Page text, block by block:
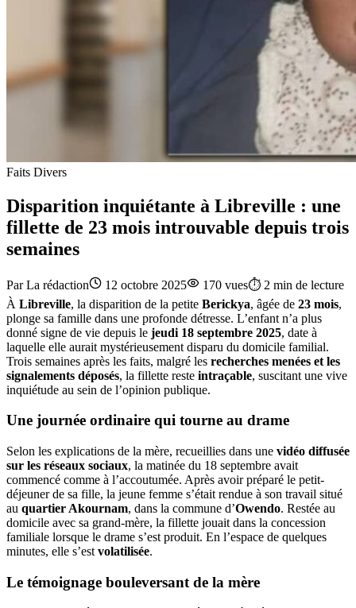
Faits Divers
Disparition inquiétante à Libreville : une
fillette de 23 mois introuvable depuis trois
semaines
ParLa rédaction 12 octobre 2025 170 vues⏱️ 2 min de lecture
À Libreville, la disparition de la petite Berickya, âgée de 23 mois,
plonge sa famille dans une profonde détresse. L’enfant n’a plus
donné signe de vie depuis le jeudi 18 septembre 2025, date à
laquelle elle aurait mystérieusement disparu du domicile familial.
Trois semaines après les faits, malgré les recherches menées et les
signalements déposés, la fillette reste intraçable, suscitant une vive
inquiétude au sein de l’opinion publique.
Une journée ordinaire qui tourne au drame
Selon les explications de la mère, recueillies dans une vidéo diffusée
sur les réseaux sociaux, la matinée du 18 septembre avait
commencé comme à l’accoutumée. Après avoir préparé le petit-
déjeuner de sa fille, la jeune femme s’était rendue à son travail situé
au quartier Akournam, dans la commune d’Owendo. Restée au
domicile avec sa grand-mère, la fillette jouait dans la concession
familiale lorsque le drame s’est produit. En l’espace de quelques
minutes, elle s’est volatilisée.
Le témoignage bouleversant de la mère